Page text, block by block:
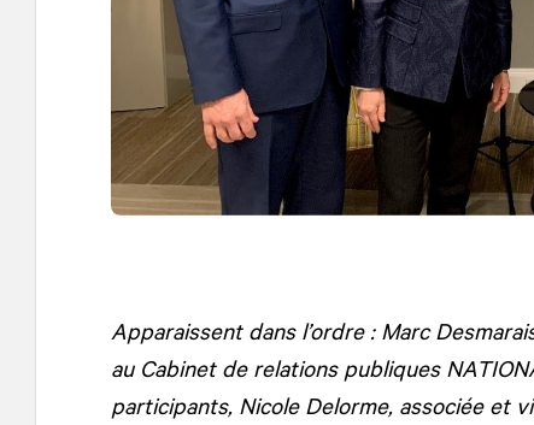
Apparaissent dans l’ordre : Marc
au Cabinet de relations publiques
participants, Nicole Delorme, associée et